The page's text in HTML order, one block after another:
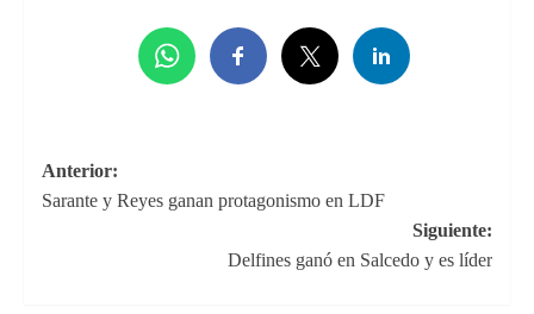
Navegación
de
Anterior:
Sarante y Reyes ganan protagonismo en LDF
Siguiente:
Delfines ganó en Salcedo y es líder